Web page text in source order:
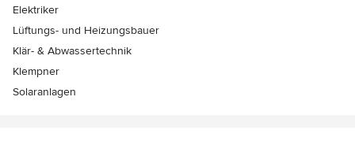
Elektriker
Lüftungs- und Heizungsbauer
Klär- & Abwassertechnik
Klempner
Solaranlagen